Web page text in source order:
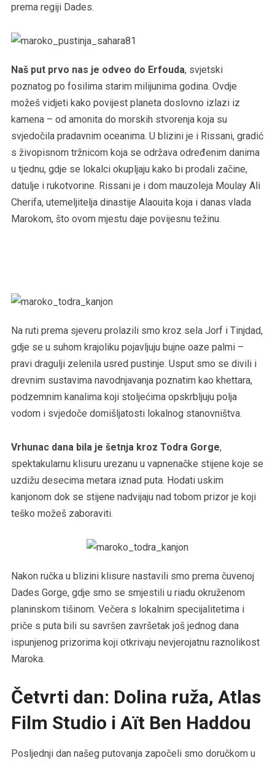
prema regiji Dades.
Naš put prvo nas je odveo do Erfouda, svjetski
poznatog po fosilima starim milijunima godina. Ovdje
možeš vidjeti kako povijest planeta doslovno izlazi iz
kamena – od amonita do morskih stvorenja koja su
svjedočila pradavnim oceanima. U blizini je i Rissani, gradić
s živopisnom tržnicom koja se održava određenim danima
u tjednu, gdje se lokalci okupljaju kako bi prodali začine,
datulje i rukotvorine. Rissani je i dom mauzoleja Moulay Ali
Cherifa, utemeljitelja dinastije Alaouita koja i danas vlada
Marokom, što ovom mjestu daje povijesnu težinu.
Na ruti prema sjeveru prolazili smo kroz sela Jorf i Tinjdad,
gdje se u suhom krajoliku pojavljuju bujne oaze palmi –
pravi dragulji zelenila usred pustinje. Usput smo se divili i
drevnim sustavima navodnjavanja poznatim kao khettara,
podzemnim kanalima koji stoljećima opskrbljuju polja
vodom i svjedoče domišljatosti lokalnog stanovništva.
Vrhunac dana bila je šetnja kroz Todra Gorge,
spektakularnu klisuru urezanu u vapnenačke stijene koje se
uzdižu desecima metara iznad puta. Hodati uskim
kanjonom dok se stijene nadvijaju nad tobom prizor je koji
teško možeš zaboraviti.
Nakon ručka u blizini klisure nastavili smo prema čuvenoj
Dades Gorge, gdje smo se smjestili u riadu okruženom
planinskom tišinom. Večera s lokalnim specijalitetima i
priče s puta bili su savršen završetak još jednog dana
ispunjenog prizorima koji otkrivaju nevjerojatnu raznolikost
Maroka.
Četvrti dan: Dolina ruža, Atlas
Film Studio i Aït Ben Haddou
Posljednji dan našeg putovanja započeli smo doručkom u